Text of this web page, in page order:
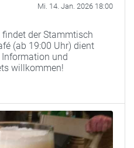
Mi. 14. Jan. 2026 18:00
der Stammtisch
(ab 19:00 Uhr) dient
und
willkommen!